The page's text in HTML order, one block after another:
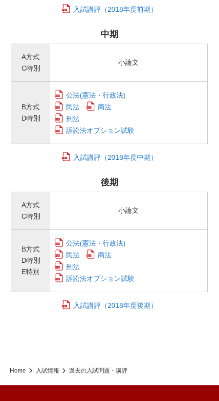
入試講評（2018年度前期）
中期
A方式
C特別
小論文
B方式
D特別
公法(憲法・行政法)
民法
商法
刑法
訴訟法オプション試験
入試講評（2018年度中期）
後期
A方式
C特別
小論文
B方式
D特別
E特別
公法(憲法・行政法)
民法
商法
刑法
訴訟法オプション試験
入試講評（2018年度後期）
Home 入試情報 過去の入試問題・講評